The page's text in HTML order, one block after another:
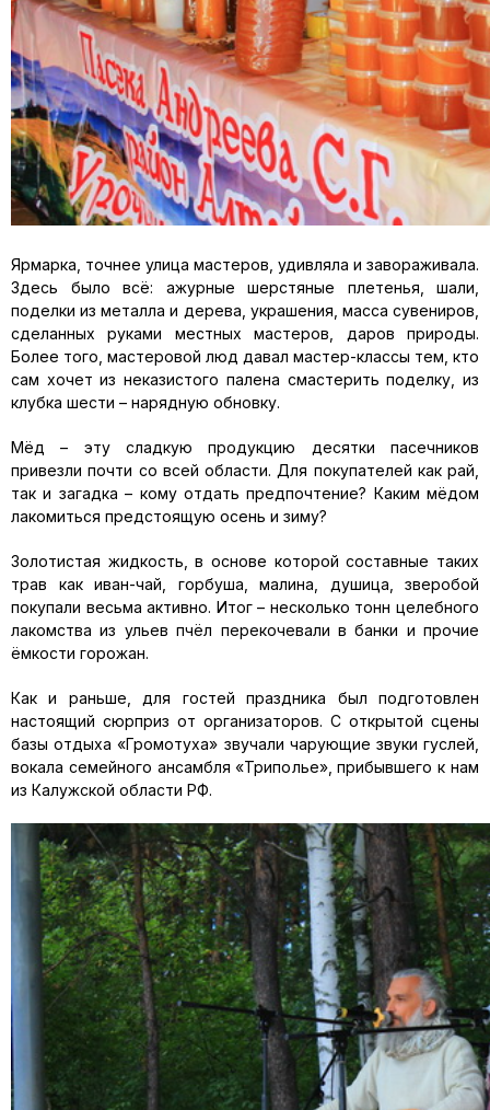
Ярмарка, точнее улица мастеров, удивляла и завораживала.
Здесь было всё: ажурные шерстяные плетенья, шали,
поделки из металла и дерева, украшения, масса сувениров,
сделанных руками местных мастеров, даров природы.
Более того, мастеровой люд давал мастер-классы тем, кто
сам хочет из неказистого палена смастерить поделку, из
клубка шести – нарядную обновку.
Мёд – эту сладкую продукцию десятки пасечников
привезли почти со всей области. Для покупателей как рай,
так и загадка – кому отдать предпочтение? Каким мёдом
лакомиться предстоящую осень и зиму?
Золотистая жидкость, в основе которой составные таких
трав как иван-чай, горбуша, малина, душица, зверобой
покупали весьма активно. Итог – несколько тонн целебного
лакомства из ульев пчёл перекочевали в банки и прочие
ёмкости горожан.
Как и раньше, для гостей праздника был подготовлен
настоящий сюрприз от организаторов. С открытой сцены
базы отдыха «Громотуха» звучали чарующие звуки гуслей,
вокала семейного ансамбля «Триполье», прибывшего к нам
из Калужской области РФ.